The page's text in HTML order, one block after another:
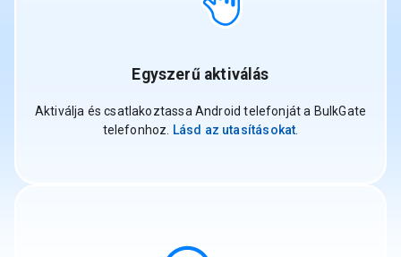
Egyszerű aktiválás
Aktiválja és csatlakoztassa Android telefonját a BulkGate
telefonhoz. Lásd az utasításokat